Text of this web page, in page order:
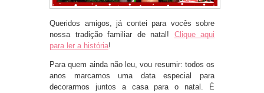
Queridos amigos, já contei para vocês sobre
nossa tradição familiar de natal! Clique aqui
para ler a história!
Para quem ainda não leu, vou resumir: todos os
anos marcamos uma data especial para
decorarmos juntos a casa para o natal. É